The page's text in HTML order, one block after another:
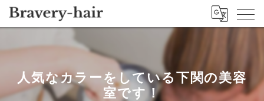
人気なカラーをしている下関の美容
室です！